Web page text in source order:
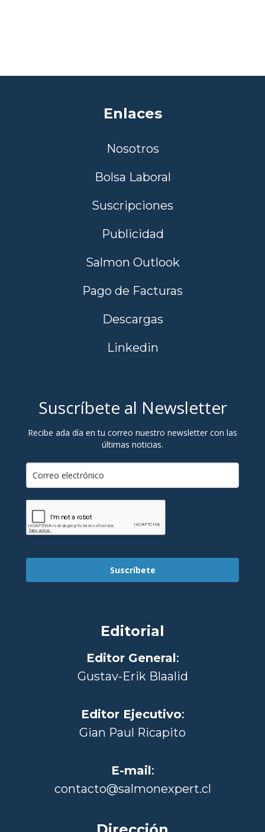
Enlaces
Nosotros
Bolsa Laboral
Suscripciones
Publicidad
Salmon Outlook
Pago de Facturas
Descargas
Linkedin
Suscríbete al Newsletter
Recibe ada día en tu correo nuestro newsletter con las
últimas noticias.
Suscríbete
Editorial
Editor General:
Gustav-Erik Blaalid
Editor Ejecutivo:
Gian Paul Ricapito
E-mail:
contacto@salmonexpert.cl